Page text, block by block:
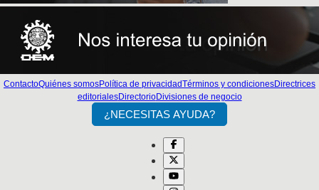
ContactoQuiénes somosPolítica de privacidadTérminos y condicionesDirectrices
editorialesDirectorioDivisiones de negocio
¿NECESITAS AYUDA?